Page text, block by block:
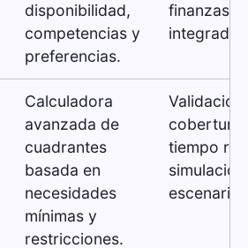
disponibilidad,
competencias y
preferencias.
finanzas
Calculadora
avanzada de
cuadrantes
basada en
necesidades
mínimas y
restricciones.
Validación
cobertura
tiempo